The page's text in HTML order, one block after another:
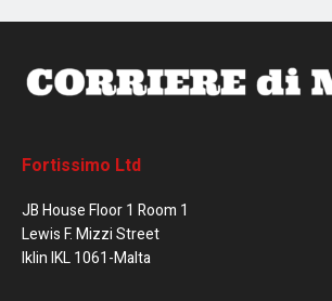
Fortissimo Ltd
JB House Floor 1 Room 1
Lewis F. Mizzi Street
Iklin IKL 1061-Malta